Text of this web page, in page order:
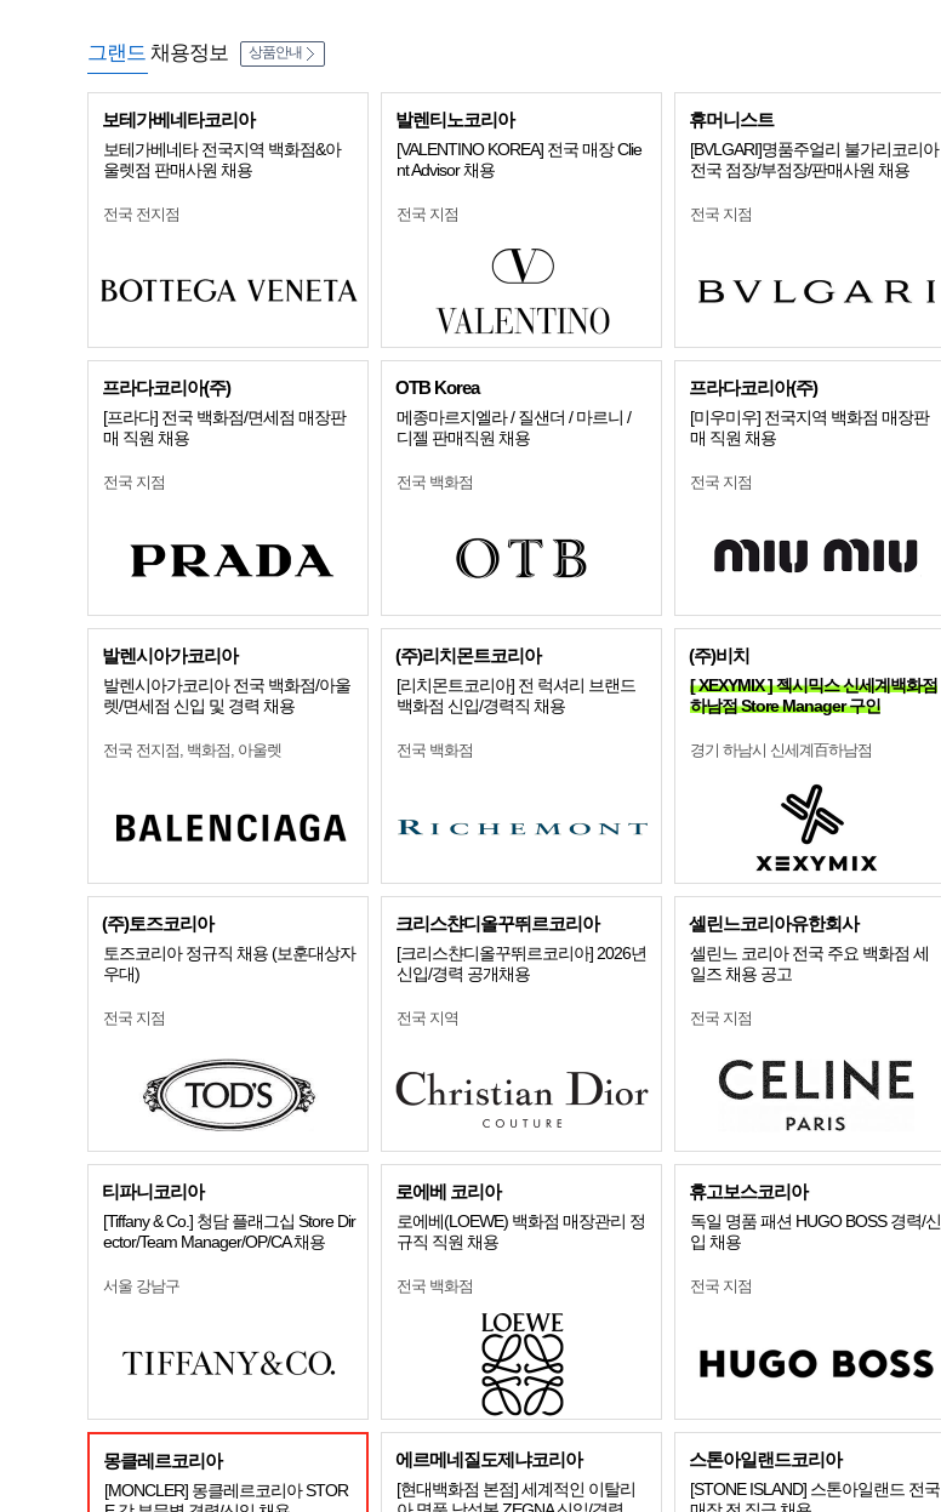
그랜드 채용정보 상품안내
보테가베네타코리아
보테가베네타 전국지역 백화점&아
울렛점 판매사원 채용
전국 전지점
발렌티노코리아
[VALENTINO KOREA] 전국 매장 Clie
nt Advisor 채용
전국 지점
휴머니스트
[BVLGARI]명품주얼리 불가리코리아
전국 점장/부점장/판매사원 채용
전국 지점
프라다코리아(주)
[프라다] 전국 백화점/면세점 매장판
매 직원 채용
전국 지점
OTB Korea
메종마르지엘라 / 질샌더 / 마르니 /
디젤 판매직원 채용
전국 백화점
프라다코리아(주)
[미우미우] 전국지역 백화점 매장판
매 직원 채용
전국 지점
발렌시아가코리아
발렌시아가코리아 전국 백화점/아울
렛/면세점 신입 및 경력 채용
전국 전지점, 백화점, 아울렛
(주)리치몬트코리아
[리치몬트코리아] 전 럭셔리 브랜드
백화점 신입/경력직 채용
전국 백화점
(주)비치
[ XEXYMIX ] 젝시믹스 신세계백화점
하남점 Store Manager 구인
경기 하남시 신세계百하남점
(주)토즈코리아
토즈코리아 정규직 채용 (보훈대상자
우대)
전국 지점
크리스챤디올꾸뛰르코리아
[크리스챤디올꾸뛰르코리아] 2026년
신입/경력 공개채용
전국 지역
셀린느코리아유한회사
셀린느 코리아 전국 주요 백화점 세
일즈 채용 공고
전국 지점
티파니코리아
[Tiffany & Co.] 청담 플래그십 Store Dir
ector/Team Manager/OP/CA 채용
서울 강남구
로에베 코리아
로에베(LOEWE) 백화점 매장관리 정
규직 직원 채용
전국 백화점
휴고보스코리아
독일 명품 패션 HUGO BOSS 경력/신
입 채용
전국 지점
몽클레르코리아
[MONCLER] 몽클레르코리아 STOR
에르메네질도제냐코리아
[현대백화점 본점] 세계적인 이탈리
스톤아일랜드코리아
[STONE ISLAND] 스톤아일랜드 전국